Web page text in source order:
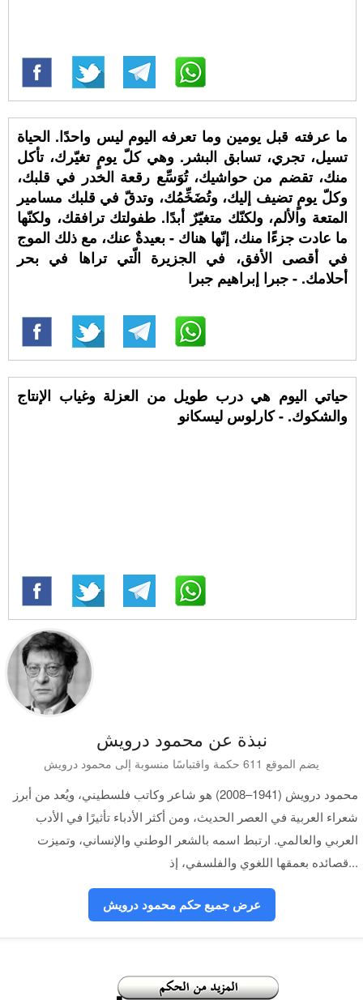
ما عرفته قبل يومين وما تعرفه اليوم ليس واحدًا. الحياة
تسيل، تجري، تسابق البشر. وهي كلّ يومٍ تغيّرك، تأكل
منك، تقضم من حواشيك، تُوَسِّع رقعة الخدر في قلبك،
وكلّ يومٍ تضيف إليك، وتُضَخِّمُك، وتدقّ في قلبك مسامير
المتعة والألم، ولكنّك متغيّرٌ أبدًا. طفولتك ترافقك، ولكنّها
ما عادت جزءًا منك، إنّها هناك - بعيدةٌ عنك، مع ذلك الموج
في أقصى الأفق، في الجزيرة الّتي تراها في بحر
أحلامك. - جبرا إبراهيم جبرا
حياتي اليوم هي درب طويل من العزلة وغياب الإنتاج
والشكوك. - كارلوس ليسكانو
نبذة عن محمود درويش
يضم الموقع 611 حكمة واقتباسًا منسوبة إلى محمود درويش
محمود درويش (1941–2008) هو شاعر وكاتب فلسطيني، ويُعد من أبرز
شعراء العربية في العصر الحديث، ومن أكثر الأدباء تأثيرًا في الأدب
العربي والعالمي. ارتبط اسمه بالشعر الوطني والإنساني، وتميزت
قصائده بعمقها اللغوي والفلسفي، إذ...
عرض جميع حكم محمود درويش